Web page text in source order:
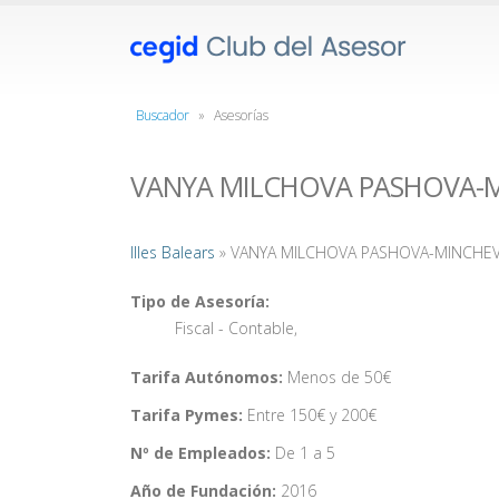
Buscador » Asesorías
VANYA MILCHOVA PASHOVA-
Illes Balears » VANYA MILCHOVA PASHOVA-
Tipo de Asesoría:
Fiscal - Contable,
Tarifa Autónomos: Menos de 50€
Tarifa Pymes: Entre 150€ y 200€
Nº de Empleados: De 1 a 5
Año de Fundación: 2016